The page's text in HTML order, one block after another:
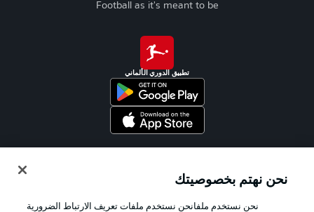
Football as it's meant to be
تطبيق الدوري الألماني
نحن نهتم بخصوصيتك
نحن نستخدم ملفانحن نستخدم ملفات تعريف الارتباط الضرورية